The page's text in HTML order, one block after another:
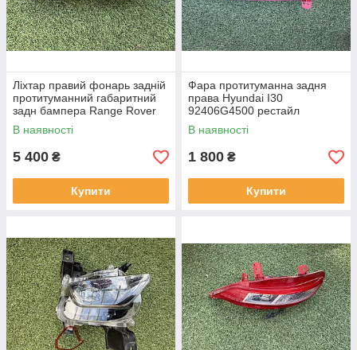
Ліхтар правий фонарь задній
протитуманний габаритний
задн бампера Range Rover
L460 від2021-рр, LR152295
оригінал повністю робо
В наявності
5 400 ₴
Купити
Фара протитуманна задня
права Hyundai I30
92406G4500 рестайл
від2020-рр оригінал бв
відсутнє одне кріплення
В наявності
1 800 ₴
Купити